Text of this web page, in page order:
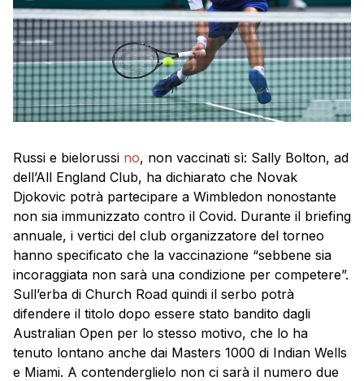
Russi e bielorussi no, non vaccinati sì: Sally Bolton, ad
dell’All England Club, ha dichiarato che Novak
Djokovic potrà partecipare a Wimbledon nonostante
non sia immunizzato contro il Covid. Durante il briefing
annuale, i vertici del club organizzatore del torneo
hanno specificato che la vaccinazione “sebbene sia
incoraggiata non sarà una condizione per competere”.
Sull’erba di Church Road quindi il serbo potrà
difendere il titolo dopo essere stato bandito dagli
Australian Open per lo stesso motivo, che lo ha
tenuto lontano anche dai Masters 1000 di Indian Wells
e Miami. A contenderglielo non ci sarà il numero due